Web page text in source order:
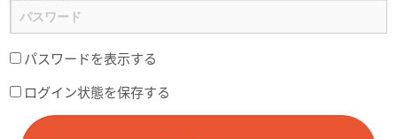
パスワードを表示する
ログイン状態を保存する